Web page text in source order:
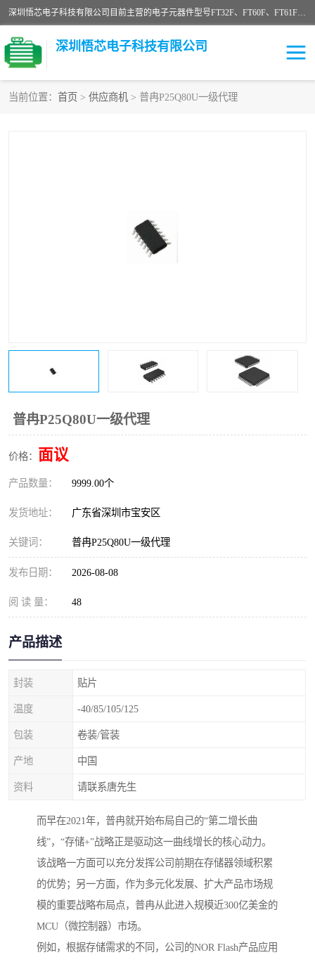
深圳悟芯电子科技有限公司目前主营的电子元器件型号FT32F、FT60F、FT61F、FT62F、FT64F、FT61FC、MCU EEPROM MOS LDO 稳压管 触摸IC DC-DC AC-DC 协议IC等，广泛应用于LED射灯、LED日光灯、等诸多领域。
深圳悟芯电子科技有限公司
当前位置： 首页 > 供应商机 > 普冉P25Q80U一级代理
普冉P25Q80U一级代理
价格： 面议
产品数量： 9999.00个
发货地址： 广东省深圳市宝安区
关键词： 普冉P25Q80U一级代理
发布日期： 2026-08-08
阅 读 量： 48
产品描述
封装 贴片
温度 -40/85/105/125
包装 卷装/管装
产地 中国
资料 请联系唐先生
而早在2021年，普冉就开始布局自己的“第二增长曲
线”，“存储+”战略正是驱动这一曲线增长的核心动力。
该战略一方面可以充分发挥公司前期在存储器领域积累
的优势；另一方面，作为多元化发展、扩大产品市场规
模的重要战略布局点，普冉从此进入规模近300亿美金的
MCU（微控制器）市场。
例如，根据存储需求的不同，公司的NOR Flash产品应用
FT61F021